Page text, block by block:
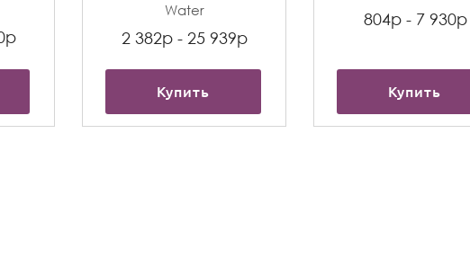
Water
2 382р - 25 939р
Купить
804р - 7 930р
Купить